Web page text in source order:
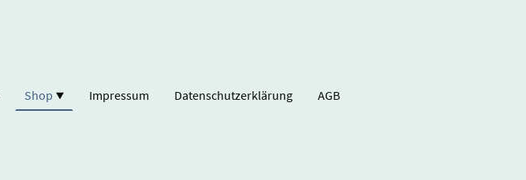
Shop Impressum Datenschutzerklärung AGB